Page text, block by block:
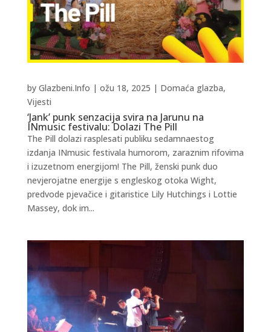
‘Jank’ punk senzacija svira na Jarunu na
INmusic festivalu: Dolazi The Pill
by Glazbeni.Info | ožu 18, 2025 | Domaća glazba,
Vijesti
The Pill dolazi rasplesati publiku sedamnaestog
izdanja INmusic festivala humorom, zaraznim rifovima
i izuzetnom energijom! The Pill, ženski punk duo
nevjerojatne energije s engleskog otoka Wight,
predvode pjevačice i gitaristice Lily Hutchings i Lottie
Massey, dok im...